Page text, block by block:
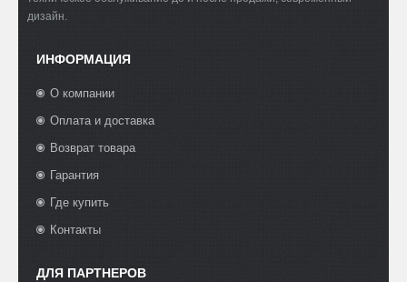
дизайн.
ИНФОРМАЦИЯ
О компании
Оплата и доставка
Возврат товара
Гарантия
Где купить
Контакты
ДЛЯ ПАРТНЕРОВ